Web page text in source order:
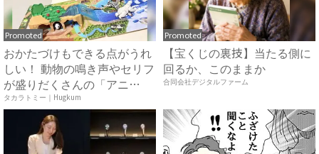
Promoted
おかたづけもできる点がうれ
しい！ 動物の鳴き声やセリフ
が盛りだくさんの「アニ
ア ...
タカラトミー｜Hugkum
Promoted
【宝くじの裏技】当たる側に
回るか、このままか
合同会社デジタルファーム